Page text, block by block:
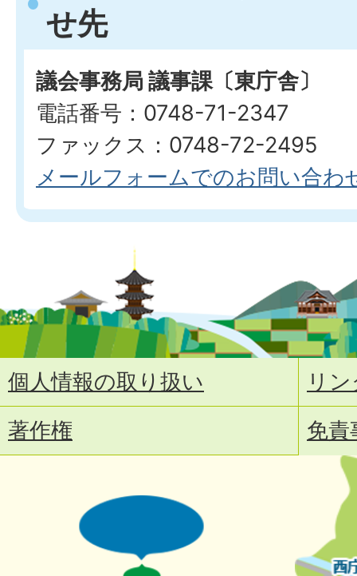
せ先
議会事務局 議事課〔東庁舎〕
電話番号：0748-71-2347
ファックス：0748-72-2495
メールフォームでのお問い合わ
個人情報の取り扱い
リ
著作権
免責